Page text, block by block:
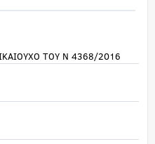
ΤΟΥ Ν 4368/2016